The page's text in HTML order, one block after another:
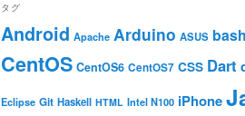
タグ
Android Apache Arduino ASUS bash
CentOS CentOS6 CentOS7 CSS Dart
Eclipse Git Haskell HTML Intel N100 iPhone